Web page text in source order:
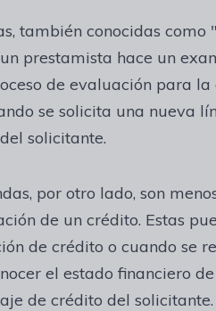
también conocidas
prestamista hace un
de evaluación para la
se solicita una nueva
solicitante.
por otro lado, son
de un crédito. Estas
de crédito o cuando se
el estado financiero
de crédito del solicitante.